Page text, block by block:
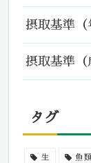
摂取基準（
摂取基準（
タグ
生 魚類